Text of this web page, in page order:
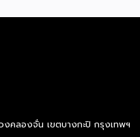
รมเจรจาจับคู่ธุรกิจทั้งใน
ว่างวันที่ 6-9 สิงหาคมนี้ ที่
า งาน ” Franchise Expo
Selection Expo
คลองจั่น เขตบางกะปิ กรุงเทพฯ